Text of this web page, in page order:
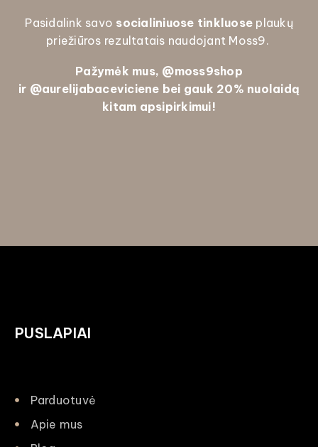
Pasidalink savo socialiniuose tinkluose plaukų
priežiūros rezultatais naudojant Moss9.
Pažymėk mus, @moss9shop
ir @aurelijabaceviciene bei gauk 20% nuolaidą
kitam apsipirkimui!
PUSLAPIAI
Parduotuvė
Apie mus